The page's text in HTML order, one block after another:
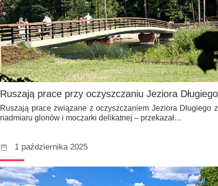
Ruszają prace przy oczyszczaniu Jeziora Długiego
Ruszają prace związane z oczyszczaniem Jeziora Długiego z
nadmiaru glonów i moczarki delikatnej – przekazał…
1 października 2025